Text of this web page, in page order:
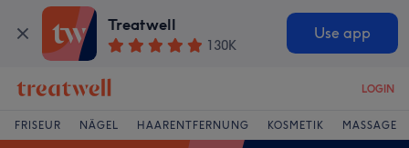
Treatwell
130K
Use app
LOGIN
FRISEUR NÄGEL HAARENTFERNUNG KOSMETIK MASSAGE